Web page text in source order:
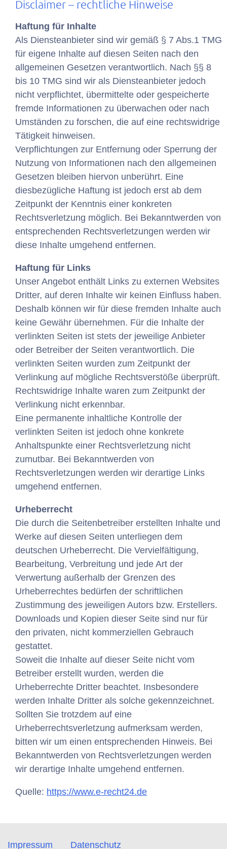
Disclaimer – rechtliche Hinweise
Haftung für Inhalte
Als Diensteanbieter sind wir gemäß § 7 Abs.1 TMG
für eigene Inhalte auf diesen Seiten nach den
allgemeinen Gesetzen verantwortlich. Nach §§ 8
bis 10 TMG sind wir als Diensteanbieter jedoch
nicht verpflichtet, übermittelte oder gespeicherte
fremde Informationen zu überwachen oder nach
Umständen zu forschen, die auf eine rechtswidrige
Tätigkeit hinweisen.
Verpflichtungen zur Entfernung oder Sperrung der
Nutzung von Informationen nach den allgemeinen
Gesetzen bleiben hiervon unberührt. Eine
diesbezügliche Haftung ist jedoch erst ab dem
Zeitpunkt der Kenntnis einer konkreten
Rechtsverletzung möglich. Bei Bekanntwerden von
entsprechenden Rechtsverletzungen werden wir
diese Inhalte umgehend entfernen.
Haftung für Links
Unser Angebot enthält Links zu externen Websites
Dritter, auf deren Inhalte wir keinen Einfluss haben.
Deshalb können wir für diese fremden Inhalte auch
keine Gewähr übernehmen. Für die Inhalte der
verlinkten Seiten ist stets der jeweilige Anbieter
oder Betreiber der Seiten verantwortlich. Die
verlinkten Seiten wurden zum Zeitpunkt der
Verlinkung auf mögliche Rechtsverstöße überprüft.
Rechtswidrige Inhalte waren zum Zeitpunkt der
Verlinkung nicht erkennbar.
Eine permanente inhaltliche Kontrolle der
verlinkten Seiten ist jedoch ohne konkrete
Anhaltspunkte einer Rechtsverletzung nicht
zumutbar. Bei Bekanntwerden von
Rechtsverletzungen werden wir derartige Links
umgehend entfernen.
Urheberrecht
Die durch die Seitenbetreiber erstellten Inhalte und
Werke auf diesen Seiten unterliegen dem
deutschen Urheberrecht. Die Vervielfältigung,
Bearbeitung, Verbreitung und jede Art der
Verwertung außerhalb der Grenzen des
Urheberrechtes bedürfen der schriftlichen
Zustimmung des jeweiligen Autors bzw. Erstellers.
Downloads und Kopien dieser Seite sind nur für
den privaten, nicht kommerziellen Gebrauch
gestattet.
Soweit die Inhalte auf dieser Seite nicht vom
Betreiber erstellt wurden, werden die
Urheberrechte Dritter beachtet. Insbesondere
werden Inhalte Dritter als solche gekennzeichnet.
Sollten Sie trotzdem auf eine
Urheberrechtsverletzung aufmerksam werden,
bitten wir um einen entsprechenden Hinweis. Bei
Bekanntwerden von Rechtsverletzungen werden
wir derartige Inhalte umgehend entfernen.
Quelle: https://www.e-recht24.de
Impressum Datenschutz